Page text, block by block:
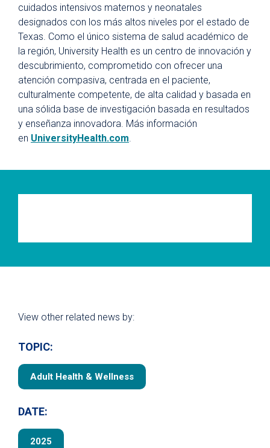
cuidados intensivos maternos y neonatales
designados con los más altos niveles por el estado de
Texas. Como el único sistema de salud académico de
la región, University Health es un centro de innovación y
descubrimiento, comprometido con ofrecer una
atención compasiva, centrada en el paciente,
culturalmente competente, de alta calidad y basada en
una sólida base de investigación basada en resultados
y enseñanza innovadora. Más información
en UniversityHealth.com.
View other related news by:
TOPIC:
Adult Health & Wellness
DATE:
2025